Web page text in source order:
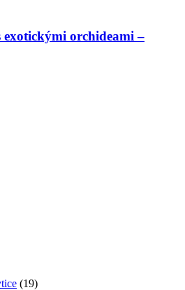
exotickými orchideami –
(19)